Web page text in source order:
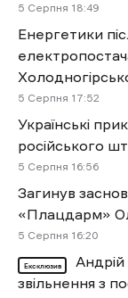
5 Cерпня 18:49
Енергетики
5 Cерпня 17:52
Українські
російського
5 Cерпня 16:56
Загинув
«Плацдарм»
5 Cерпня 16:20
Ексклюзив
звільнення з